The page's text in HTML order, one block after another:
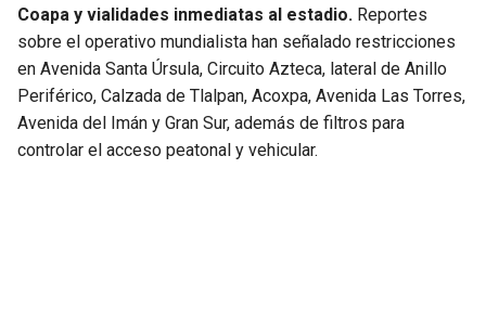
Coapa y vialidades inmediatas al estadio. Reportes
sobre el operativo mundialista han señalado restricciones
en Avenida Santa Úrsula, Circuito Azteca, lateral de Anillo
Periférico, Calzada de Tlalpan, Acoxpa, Avenida Las Torres,
Avenida del Imán y Gran Sur, además de filtros para
controlar el acceso peatonal y vehicular.